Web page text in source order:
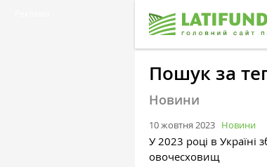
Пошук за
Новини
10 жовтня 2023 Новини
У 2023 році в Україні
овочесховищ